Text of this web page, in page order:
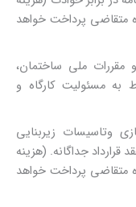
متقاضی پرداخت خواهد
ملی ساختمان،
مسئولیت کارگاه و
وتاسیسات زیربنایی
جداگانه. (هزینه
متقاضی پرداخت خواهد